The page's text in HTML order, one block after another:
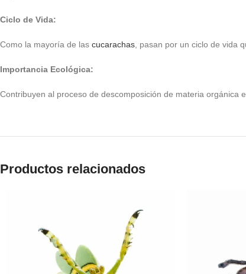
Ciclo de Vida:
Como la mayoría de las cucarachas , pasan por un ciclo de vida
Importancia Ecológica:
Contribuyen al proceso de descomposición de materia orgánica
Productos relacionados